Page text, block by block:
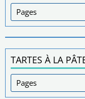
TARTES À LA